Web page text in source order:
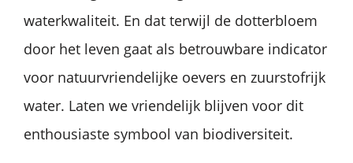
waterkwaliteit. En dat terwijl de dotterbloem
door het leven gaat als betrouwbare indicator
voor natuurvriendelijke oevers en zuurstofrijk
water. Laten we vriendelijk blijven voor dit
enthousiaste symbool van biodiversiteit.